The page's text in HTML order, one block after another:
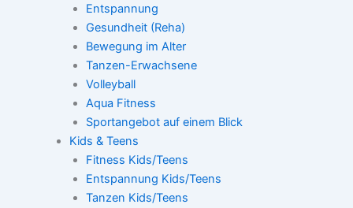
Entspannung
Gesundheit (Reha)
Bewegung im Alter
Tanzen-Erwachsene
Volleyball
Aqua Fitness
Sportangebot auf einem Blick
Kids & Teens
Fitness Kids/Teens
Entspannung Kids/Teens
Tanzen Kids/Teens